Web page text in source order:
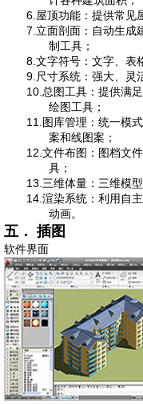
6.屋顶功能：提供常见
7.立面剖面：自动生成
制工具；
8.文字符号：文字、表
9.尺寸系统：强大、灵
10.总图工具：提供满
绘图工具；
11.图库管理：统一模
案和线图案；
12.文件布图：图档文
具；
13.三维体量：三维模
14.渲染系统：利用自
动画。
五． 插图
软件界面